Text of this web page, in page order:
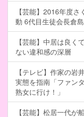
【芸能】2016年度
動 6代目生徒会長倉
【芸能】中居は良く
ない違和感の深層
【テレビ】作家の岩
実態を指南「ファン
熟女に行け！」
【芸能】松居一代